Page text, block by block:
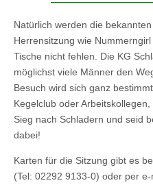
Natürlich werden die
Herrensitzung wie
Tische nicht fehlen. Die KG
möglichst viele Männer den
Besuch wird sich ganz
Kegelclub oder
Sieg nach Schladern und seid
dabei!
Karten für die Sitzung gibt es
(Tel: 02292 9133-0) oder per